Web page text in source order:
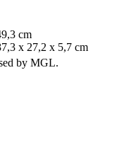
cm
x 27,2 x 5,7 cm
by MGL.